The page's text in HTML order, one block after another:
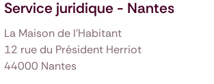
Service juridique - Nantes
La Maison de l'Habitant
12 rue du Président Herriot
44000 Nantes